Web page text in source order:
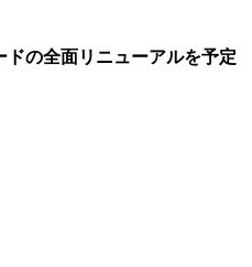
の全面リニューアルを予定